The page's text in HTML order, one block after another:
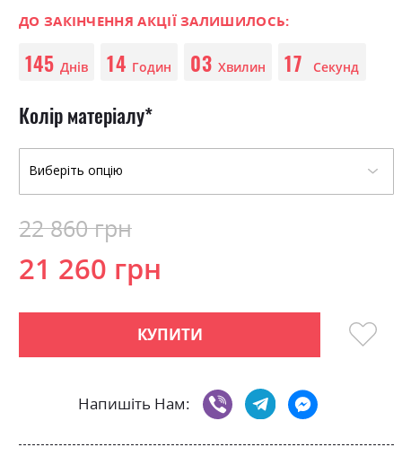
of
images
gallery
ДО ЗАКІНЧЕННЯ АКЦІЇ ЗАЛИШИЛОСЬ:
145 Днів 14 Годин 03 Хвилин 17 Секунд
Колір матеріалу
21 260 грн
22 860 грн
КУПИТИ
Напишіть Нам: